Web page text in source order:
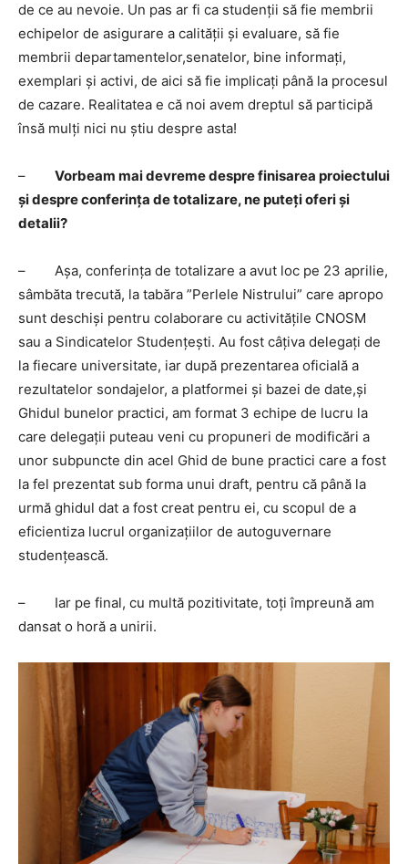
de ce au nevoie. Un pas ar fi ca studenții să fie membrii
echipelor de asigurare a calității și evaluare, să fie
membrii departamentelor,senatelor, bine informați,
exemplari și activi, de aici să fie implicați până la procesul
de cazare. Realitatea e că noi avem dreptul să participă
însă mulți nici nu știu despre asta!
– Vorbeam mai devreme despre finisarea proiectului
și despre conferința de totalizare, ne puteți oferi și
detalii?
– Așa, conferința de totalizare a avut loc pe 23 aprilie,
sâmbăta trecută, la tabăra ”Perlele Nistrului” care apropo
sunt deschiși pentru colaborare cu activitățile CNOSM
sau a Sindicatelor Studențești. Au fost câțiva delegați de
la fiecare universitate, iar după prezentarea oficială a
rezultatelor sondajelor, a platformei și bazei de date,și
Ghidul bunelor practici, am format 3 echipe de lucru la
care delegații puteau veni cu propuneri de modificări a
unor subpuncte din acel Ghid de bune practici care a fost
la fel prezentat sub forma unui draft, pentru că până la
urmă ghidul dat a fost creat pentru ei, cu scopul de a
eficientiza lucrul organizațiilor de autoguvernare
studențească.
– Iar pe final, cu multă pozitivitate, toți împreună am
dansat o horă a unirii.